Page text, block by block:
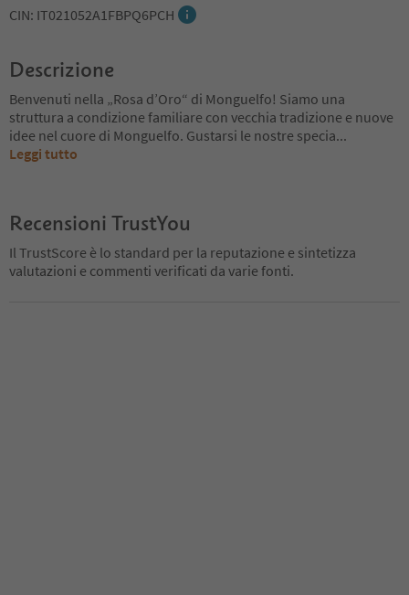
CIN: IT021052A1FBPQ6PCH
Descrizione
Benvenuti nella „Rosa d’Oro“ di Monguelfo! Siamo una
struttura a condizione familiare con vecchia tradizione e nuove
idee nel cuore di Monguelfo. Gustarsi le nostre specia...
Leggi tutto
Recensioni TrustYou
Il TrustScore è lo standard per la reputazione e sintetizza
valutazioni e commenti verificati da varie fonti.